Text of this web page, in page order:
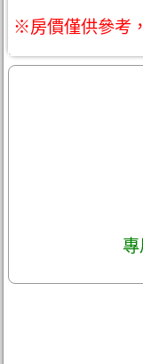
※房價僅供參考
專